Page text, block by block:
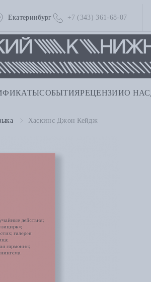
Екатеринбург +7 (343) 361-68-07
СОБЫТИЯРЕЦЕНЗИИО НАС
Хаскинс Джон Кейдж